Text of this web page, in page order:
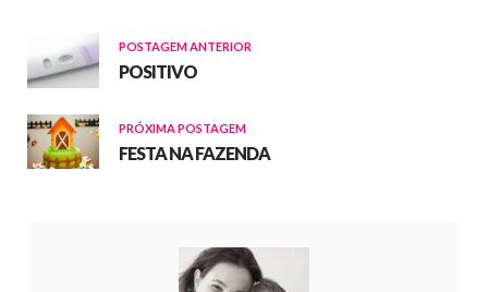
POSTAGEM ANTERIOR
POSITIVO
PRÓXIMA POSTAGEM
FESTA NA FAZENDA